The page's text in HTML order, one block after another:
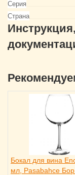
Серия
Страна
Бокал для вина
мл, Pasabahce